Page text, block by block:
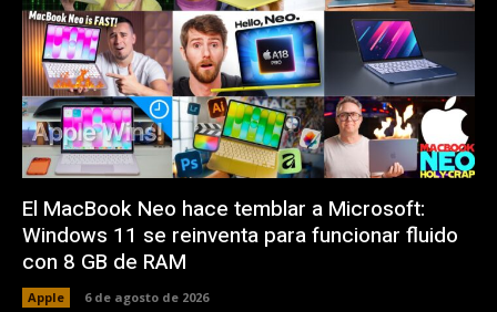
El MacBook Neo hace temblar a Microsoft:
Windows 11 se reinventa para funcionar fluido
con 8 GB de RAM
Apple 6 de agosto de 2026